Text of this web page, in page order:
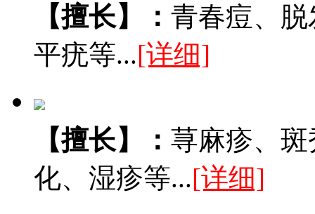
【擅长】： 青春痘、
平疣等...[详细]
【擅长】： 荨麻疹、
化、湿疹等...[详细]